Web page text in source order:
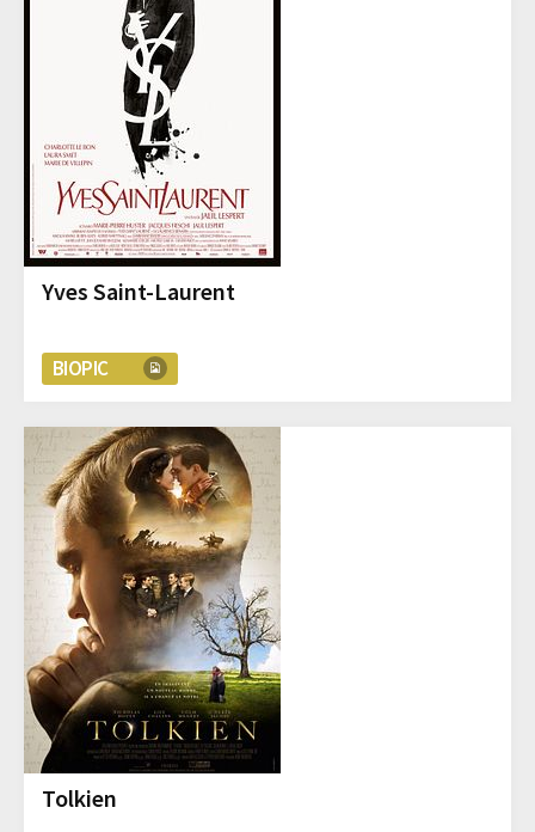
Yves Saint-Laurent
BIOPIC
Tolkien